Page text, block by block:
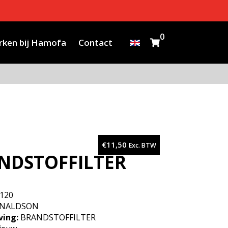
bij Hamofa Contact
0
€11,50 Exc. BTW
BRANDSTOFFILTER